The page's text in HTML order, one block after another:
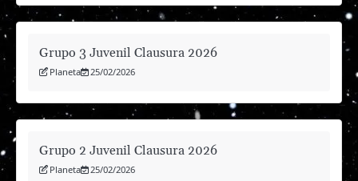
Grupo 3 Juvenil Clausura 2026
Planeta 25/02/2026
Grupo 2 Juvenil Clausura 2026
Planeta 25/02/2026